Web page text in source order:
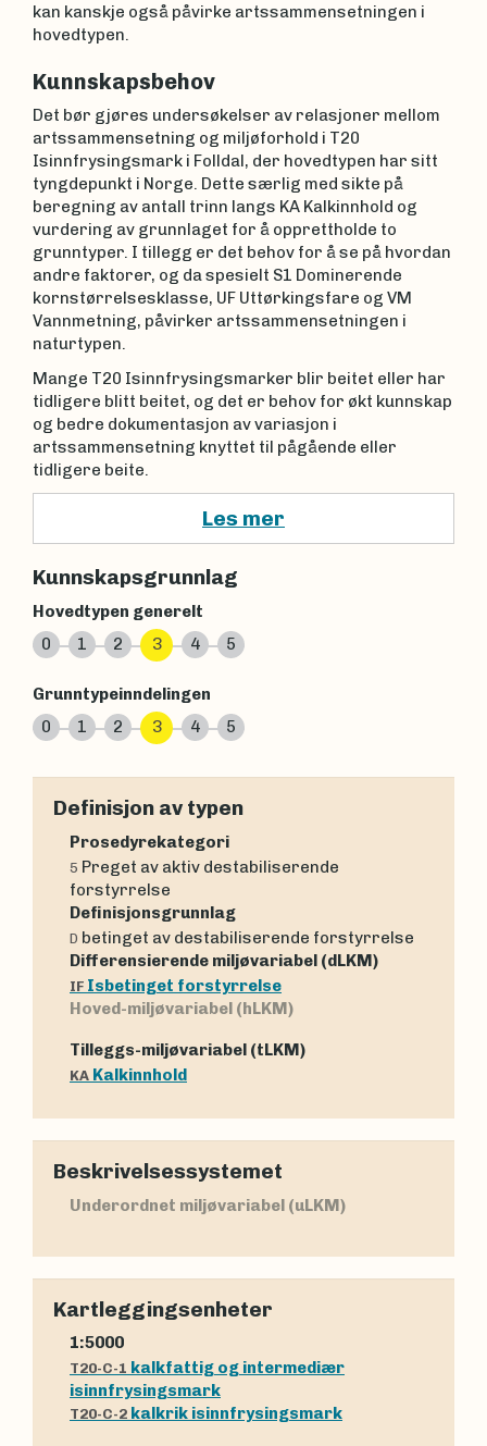
kan kanskje også påvirke artssammensetningen i
hovedtypen.
Kunnskapsbehov
Det bør gjøres undersøkelser av relasjoner mellom
artssammensetning og miljøforhold i T20
Isinnfrysingsmark i Folldal, der hovedtypen har sitt
tyngdepunkt i Norge. Dette særlig med sikte på
beregning av antall trinn langs KA Kalkinnhold og
vurdering av grunnlaget for å opprettholde to
grunntyper. I tillegg er det behov for å se på hvordan
andre faktorer, og da spesielt S1 Dominerende
kornstørrelsesklasse, UF Uttørkingsfare og VM
Vannmetning, påvirker artssammensetningen i
naturtypen.
Mange T20 Isinnfrysingsmarker blir beitet eller har
tidligere blitt beitet, og det er behov for økt kunnskap
og bedre dokumentasjon av variasjon i
artssammensetning knyttet til pågående eller
tidligere beite.
Les mer
Kunnskapsgrunnlag
Hovedtypen generelt
0
1 2 3 4 5
Grunntypeinndelingen
0
1 2 3 4 5
Definisjon av typen
Prosedyrekategori
5 Preget av aktiv destabiliserende
forstyrrelse
Definisjonsgrunnlag
D betinget av destabiliserende forstyrrelse
Differensierende miljøvariabel (dLKM)
IF Isbetinget forstyrrelse
Hoved-miljøvariabel (hLKM)
Tilleggs-miljøvariabel (tLKM)
KA Kalkinnhold
Beskrivelsessystemet
Underordnet miljøvariabel (uLKM)
Kartleggingsenheter
1:5000
T20-C-1 kalkfattig og intermediær
isinnfrysingsmark
T20-C-2 kalkrik isinnfrysingsmark